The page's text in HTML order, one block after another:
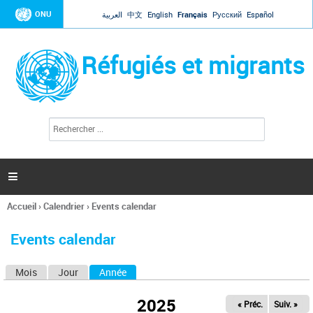
Jump to navigation
ONU العربية 中文 English Français Русский Español
Réfugiés et migrants
l
c
h
e

Vous
ici
Accueil›Calendrier› Events calendar
Events calendar
Mois Jour Année
2025 « Préc. Suiv. »